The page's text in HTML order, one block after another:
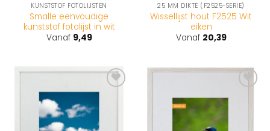
KUNSTSTOF FOTOLIJSTEN
Smalle eenvoudige
kunststof fotolijst in wit
Vanaf 9,49
25 MM DIKTE (F2525-SERIE)
Wissellijst hout F2525 Wit
eiken
Vanaf 20,39
Toevoegen
wenslijst
Toevoegen